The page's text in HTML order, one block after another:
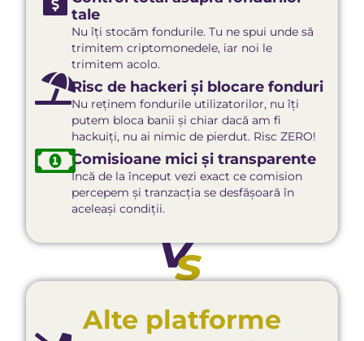
tale
Nu îți stocăm fondurile. Tu ne spui unde să
trimitem criptomonedele, iar noi le
trimitem acolo.
Risc de hackeri și blocare fonduri
Nu reținem fondurile utilizatorilor, nu îți
putem bloca banii și chiar dacă am fi
hackuiți, nu ai nimic de pierdut. Risc ZERO!
Comisioane mici și transparente
Încă de la început vezi exact ce comision
percepem și tranzacția se desfășoară în
aceleași condiții.
Alte platforme